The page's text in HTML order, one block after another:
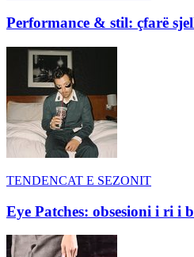
Performance & stil: çfarë
TENDENCAT E SEZONIT
Eye Patches: obsesioni i ri i